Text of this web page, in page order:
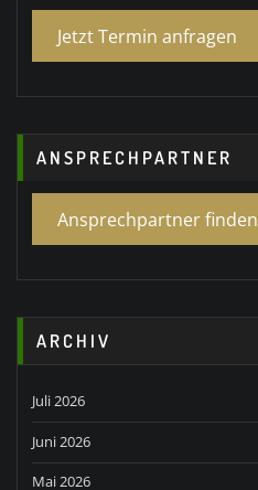
Jetzt Termin anfragen
ANSPRECHPARTNER
Ansprechpartner finden
ARCHIV
Juli 2026
Juni 2026
Mai 2026